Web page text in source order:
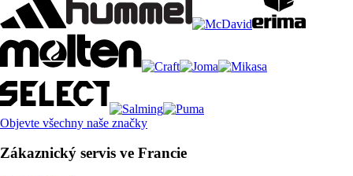
Objevte všechny naše značky
Zákaznický servis ve Francie